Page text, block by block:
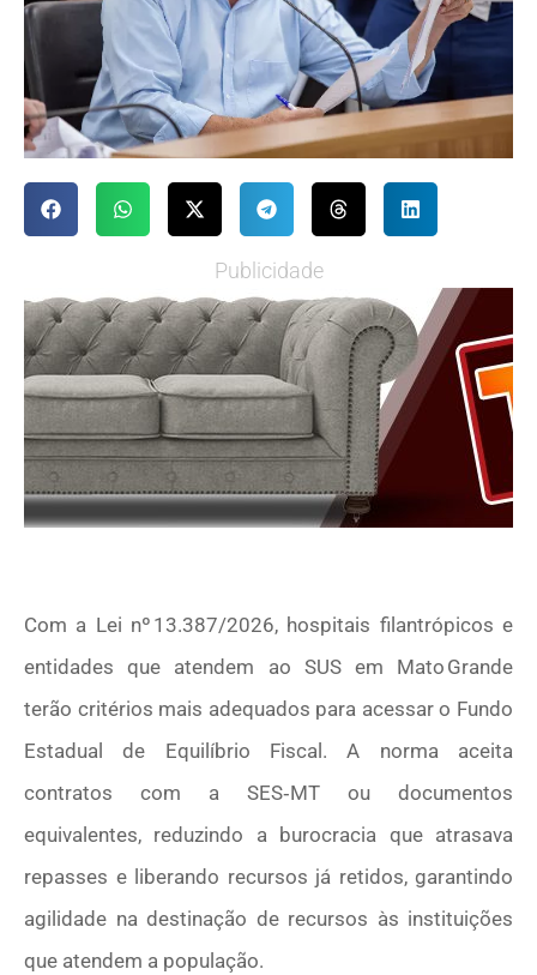
Publicidade
Com a Lei nº 13.387/2026, hospitais filantrópicos e
entidades que atendem ao SUS em Mato Grande
terão critérios mais adequados para acessar o Fundo
Estadual de Equilíbrio Fiscal. A norma aceita
contratos com a SES‑MT ou documentos
equivalentes, reduzindo a burocracia que atrasava
repasses e liberando recursos já retidos, garantindo
agilidade na destinação de recursos às instituições
que atendem a população.